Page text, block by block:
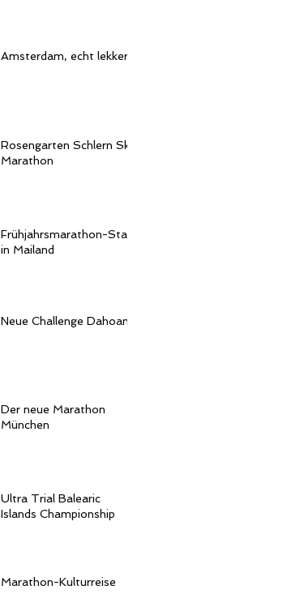
Amsterdam, echt lekker!
Rosengarten Schlern Sky
Marathon
Frühjahrsmarathon-Start
in Mailand
Neue Challenge Dahoam
Der neue Marathon
München
Ultra Trial Balearic
Islands Championship
Marathon-Kulturreise